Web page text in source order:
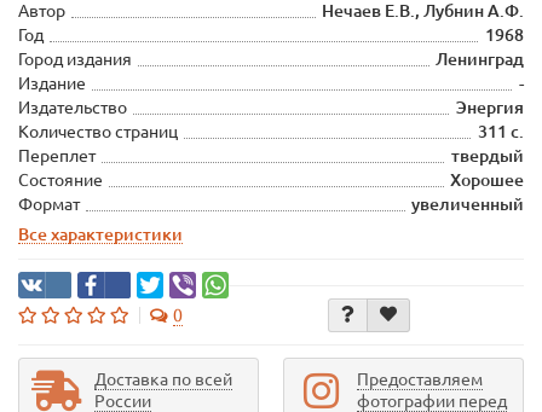
Автор
Нечаев Е.В., Лубнин А.Ф.
Год
1968
Город издания
Ленинград
Издание
-
Издательство
Энергия
Количество страниц
311 с.
Переплет
твердый
Состояние
Хорошее
Формат
увеличенный
Все характеристики
0
Доставка по всей
России
Предоставляем
фотографии перед